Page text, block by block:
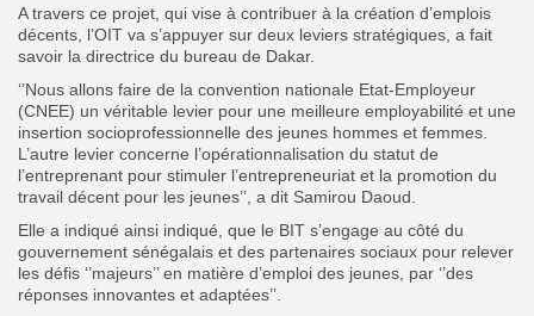
A travers ce projet, qui vise à contribuer à la création d’emplois
décents, l’OIT va s’appuyer sur deux leviers stratégiques, a fait
savoir la directrice du bureau de Dakar.
‘’Nous allons faire de la convention nationale Etat-Employeur
(CNEE) un véritable levier pour une meilleure employabilité et une
insertion socioprofessionnelle des jeunes hommes et femmes.
L’autre levier concerne l’opérationnalisation du statut de
l’entreprenant pour stimuler l’entrepreneuriat et la promotion du
travail décent pour les jeunes’’, a dit Samirou Daoud.
Elle a indiqué ainsi indiqué, que le BIT s’engage au côté du
gouvernement sénégalais et des partenaires sociaux pour relever
les défis ‘’majeurs’’ en matière d’emploi des jeunes, par ‘’des
réponses innovantes et adaptées’’.